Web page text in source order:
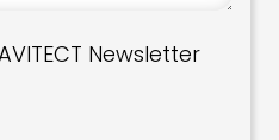
Newsletter